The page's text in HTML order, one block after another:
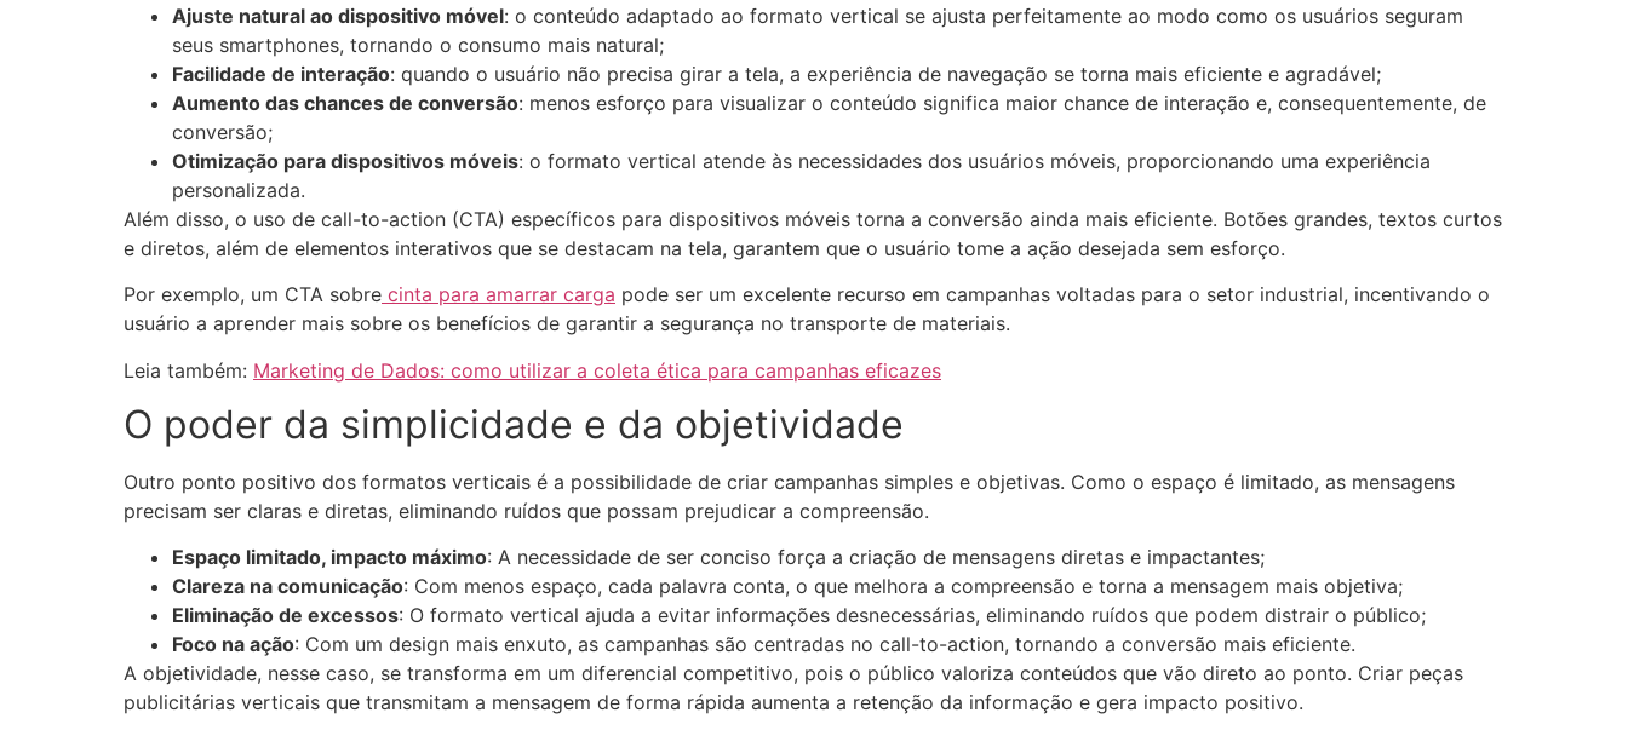
Ajuste natural ao dispositivo móvel: o conteúdo adaptado ao formato vertical se ajusta perfeitamente ao modo como os usuários seguram
seus smartphones, tornando o consumo mais natural;
Facilidade de interação: quando o usuário não precisa girar a tela, a experiência de navegação se torna mais eficiente e agradável;
Aumento das chances de conversão: menos esforço para visualizar o conteúdo significa maior chance de interação e, consequentemente, de
conversão;
Otimização para dispositivos móveis: o formato vertical atende às necessidades dos usuários móveis, proporcionando uma experiência
personalizada.
Além disso, o uso de call-to-action (CTA) específicos para dispositivos móveis torna a conversão ainda mais eficiente. Botões grandes, textos curtos
e diretos, além de elementos interativos que se destacam na tela, garantem que o usuário tome a ação desejada sem esforço.
Por exemplo, um CTA sobre cinta para amarrar carga pode ser um excelente recurso em campanhas voltadas para o setor industrial, incentivando o
usuário a aprender mais sobre os benefícios de garantir a segurança no transporte de materiais.
Leia também: Marketing de Dados: como utilizar a coleta ética para campanhas eficazes
O poder da simplicidade e da objetividade
Outro ponto positivo dos formatos verticais é a possibilidade de criar campanhas simples e objetivas. Como o espaço é limitado, as mensagens
precisam ser claras e diretas, eliminando ruídos que possam prejudicar a compreensão.
Espaço limitado, impacto máximo: A necessidade de ser conciso força a criação de mensagens diretas e impactantes;
Clareza na comunicação: Com menos espaço, cada palavra conta, o que melhora a compreensão e torna a mensagem mais objetiva;
Eliminação de excessos: O formato vertical ajuda a evitar informações desnecessárias, eliminando ruídos que podem distrair o público;
Foco na ação: Com um design mais enxuto, as campanhas são centradas no call-to-action, tornando a conversão mais eficiente.
A objetividade, nesse caso, se transforma em um diferencial competitivo, pois o público valoriza conteúdos que vão direto ao ponto. Criar peças
publicitárias verticais que transmitam a mensagem de forma rápida aumenta a retenção da informação e gera impacto positivo.